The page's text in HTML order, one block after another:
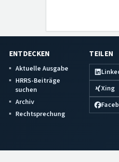
ENTDECKEN
Aktuelle Ausgabe
HRRS-Beiträge
suchen
Archiv
Rechtsprechung
TEILEN
Xing